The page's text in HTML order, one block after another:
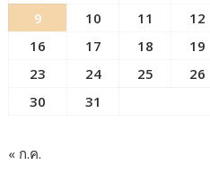
9
10 11 12
16
17 18 19
23
24 25 26
30
31
« ก.ค.